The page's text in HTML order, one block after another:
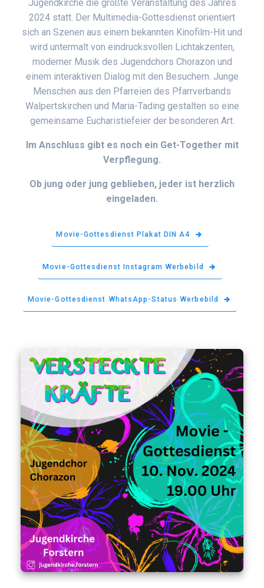
Jugendkirche die größte Veranstaltung des Jahres
2024 statt. Der Multimedia-Gottesdienst orientiert
sich an Szenen aus einem bekannten Kinofilm-Hit und
wird untermalt von eindrucksvollen Lichtakzenten,
moderner Musik des Jugendchors Chorazon und
einem interaktiven Dialog mit den Besuchern. Junge
Menschen aus den Pfarreien des Pfarrverbands
Walpertskirchen und Maria-Tading gestalten so eine
gemeinsame Eucharistiefeier der besonderen Art.
Im Anschluss gibt es noch ein Get-Together mit
Verpflegung.
Ob jung oder jung geblieben, jeder ist herzlich
eingeladen.
Movie-Gottesdienst Plakat DIN A4
Movie-Gottesdienst Instagram Werbebild
Movie-Gottesdienst WhatsApp-Status Werbebild